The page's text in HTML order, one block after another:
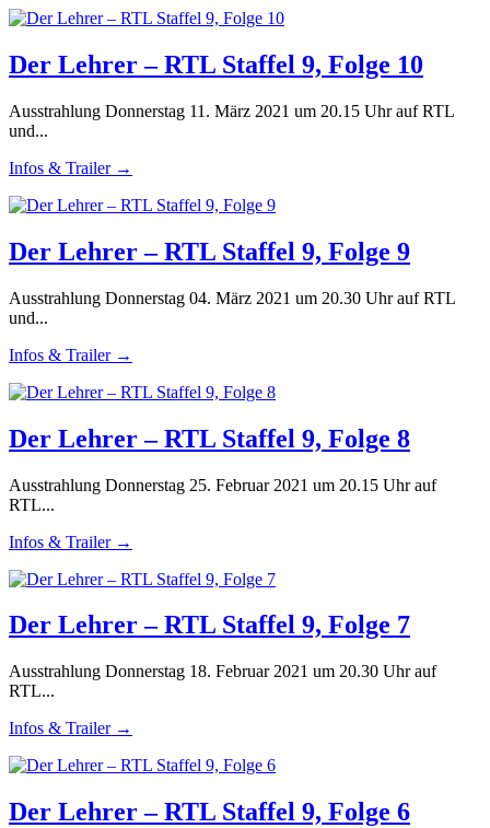
Der Lehrer – RTL Staffel 9, Folge 10
Ausstrahlung Donnerstag 11. März 2021 um 20.15 Uhr auf RTL
und...
Infos & Trailer →
Der Lehrer – RTL Staffel 9, Folge 9
Ausstrahlung Donnerstag 04. März 2021 um 20.30 Uhr auf RTL
und...
Infos & Trailer →
Der Lehrer – RTL Staffel 9, Folge 8
Ausstrahlung Donnerstag 25. Februar 2021 um 20.15 Uhr auf
RTL...
Infos & Trailer →
Der Lehrer – RTL Staffel 9, Folge 7
Ausstrahlung Donnerstag 18. Februar 2021 um 20.30 Uhr auf
RTL...
Infos & Trailer →
Der Lehrer – RTL Staffel 9, Folge 6